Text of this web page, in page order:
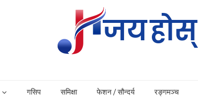
गसिप समिक्षा फेशन / सौन्दर्य रङ्गमञ्च